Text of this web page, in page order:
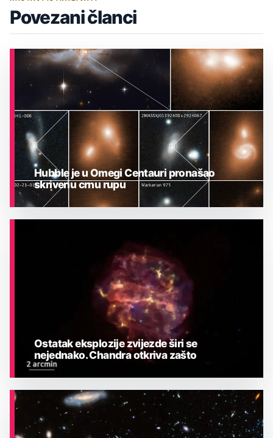
Povezani članci
Hubble je u Omegi Centauri pronašao
skrivenu crnu rupu
ASTRONOMIJA
Ostatak eksplozije zvijezde širi se
nejednako. Chandra otkriva zašto